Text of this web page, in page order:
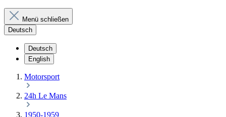
Menü schließen
Deutsch
Deutsch
English
Motorsport
24h Le Mans
1950-1959